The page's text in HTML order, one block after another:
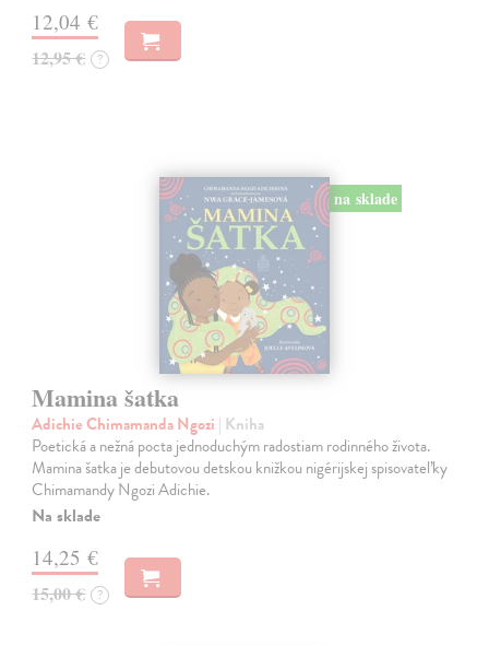
12,04 €
12,95 € ?
na sklade
Mamina šatka
Adichie Chimamanda Ngozi | Kniha
Poetická a nežná pocta jednoduchým radostiam rodinného života.
Mamina šatka je debutovou detskou knižkou nigérijskej spisovateľky
Chimamandy Ngozi Adichie.
Na sklade
14,25 €
15,00 € ?